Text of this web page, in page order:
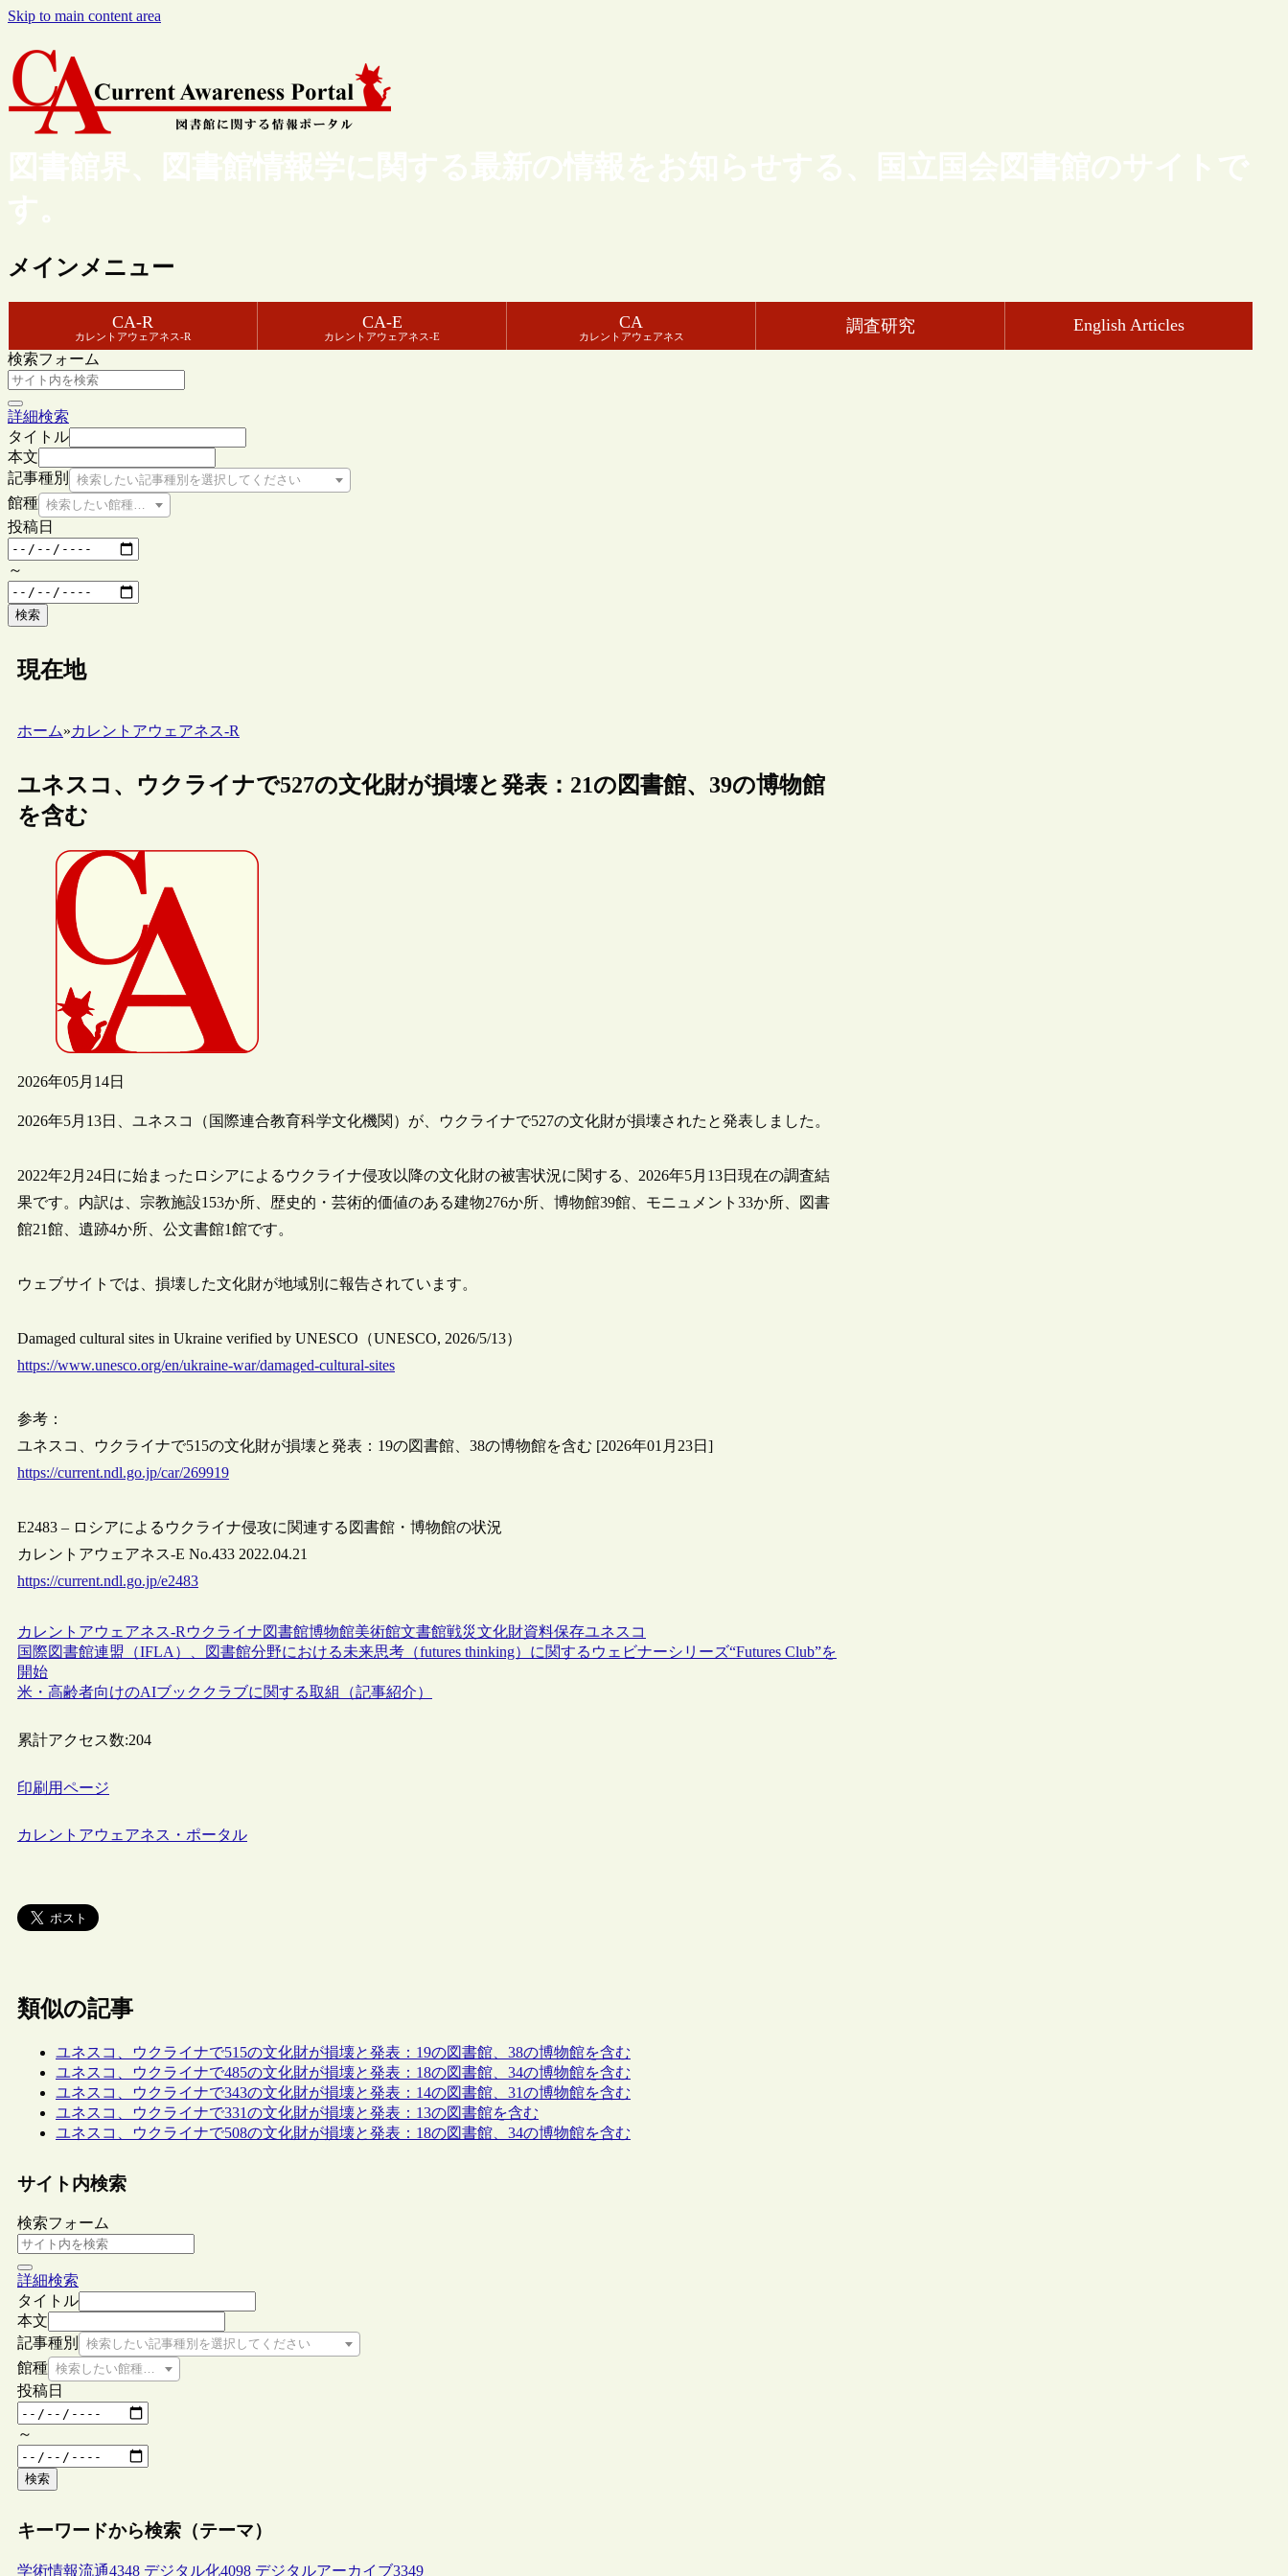
Skip to main content area
図書館界、図書館情報学に関する最新の情報をお知らせする、国立国会図書館のサイトで
す。
メインメニュー
CA-R
カレントアウェアネス-R
CA-E
カレントアウェアネス-E
CA
カレントアウェアネス
調査研究 English Articles
検索フォーム
詳細検索
タイトル
本文
記事種別
検索したい記事種別を選択してください
館種 検索したい館種を選択してください
投稿日
～
検索
現在地
ホーム»カレントアウェアネス-R
ユネスコ、ウクライナで527の文化財が損壊と発表：21の図書館、39の博物館
を含む
2026年05月14日
2026年5月13日、ユネスコ（国際連合教育科学文化機関）が、ウクライナで527の文化財が損壊されたと発表しました。
2022年2月24日に始まったロシアによるウクライナ侵攻以降の文化財の被害状況に関する、2026年5月13日現在の調査結
果です。内訳は、宗教施設153か所、歴史的・芸術的価値のある建物276か所、博物館39館、モニュメント33か所、図書
館21館、遺跡4か所、公文書館1館です。
ウェブサイトでは、損壊した文化財が地域別に報告されています。
Damaged cultural sites in Ukraine verified by UNESCO（UNESCO, 2026/5/13）
https://www.unesco.org/en/ukraine-war/damaged-cultural-sites
参考：
ユネスコ、ウクライナで515の文化財が損壊と発表：19の図書館、38の博物館を含む [2026年01月23日]
https://current.ndl.go.jp/car/269919
E2483 – ロシアによるウクライナ侵攻に関連する図書館・博物館の状況
カレントアウェアネス-E No.433 2022.04.21
https://current.ndl.go.jp/e2483
カレントアウェアネス-R ウクライナ図書館博物館美術館文書館戦災文化財資料保存ユネスコ
国際図書館連盟（IFLA）、図書館分野における未来思考（futures thinking）に関するウェビナーシリーズ“Futures Club”を
開始
米・高齢者向けのAIブッククラブに関する取組（記事紹介）
累計アクセス数:204
印刷用ページ
カレントアウェアネス・ポータル
類似の記事
ユネスコ、ウクライナで515の文化財が損壊と発表：19の図書館、38の博物館を含む
ユネスコ、ウクライナで485の文化財が損壊と発表：18の図書館、34の博物館を含む
ユネスコ、ウクライナで343の文化財が損壊と発表：14の図書館、31の博物館を含む
ユネスコ、ウクライナで331の文化財が損壊と発表：13の図書館を含む
ユネスコ、ウクライナで508の文化財が損壊と発表：18の図書館、34の博物館を含む
サイト内検索
検索フォーム
詳細検索
タイトル
本文
記事種別
検索したい記事種別を選択してください
館種 検索したい館種を選択してください
投稿日
～
検索
キーワードから検索（テーマ）
学術情報流通4348 デジタル化4098 デジタルアーカイブ3349